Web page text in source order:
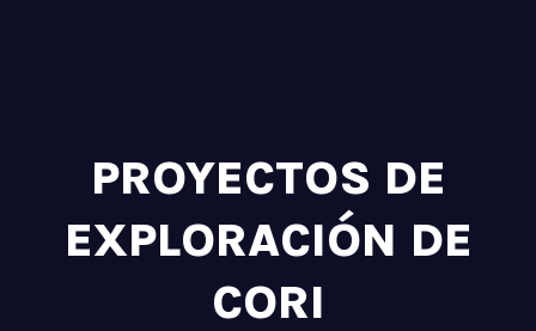
PROYECTOS DE
EXPLORACIÓN DE
CORI